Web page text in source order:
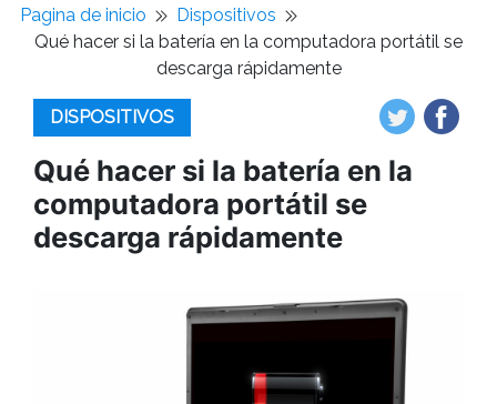
Pagina de inicio
Dispositivos
Qué hacer si la batería en la computadora portátil se
descarga rápidamente
DISPOSITIVOS
Qué hacer si la batería en la
computadora portátil se
descarga rápidamente